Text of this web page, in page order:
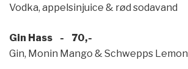
Vodka, appelsinjuice & rød sodavand
Gin Hass - 70,-
Gin, Monin Mango & Schwepps Lemon